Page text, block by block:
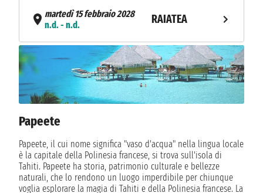
martedì 15 febbraio 2028
n.d. - n.d.
RAIATEA
mercoledì 16 febbraio 2028
n.d. - n.d.
BORA BORA
sabato 19 febbraio 2028
n.d. - n.d.
PAGO PAGO
lunedì 21 febbraio 2028
martedì 22 febbraio 2028
n.d. - n.d.
LAUTOKA
Papeete
Papeete, il cui nome significa "vaso d'acqua" nella lingua locale
è la capitale della Polinesia francese, si trova sull'isola di
Tahiti. Papeete ha storia, patrimonio culturale e bellezze
naturali, che lo rendono un luogo imperdibile per chiunque
voglia esplorare la magia di Tahiti e della Polinesia francese. La